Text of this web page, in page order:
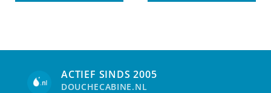
ACTIEF SINDS 2005
DOUCHECABINE.NL